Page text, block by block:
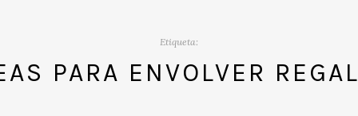
Etiqueta:
PARA ENVOLVER